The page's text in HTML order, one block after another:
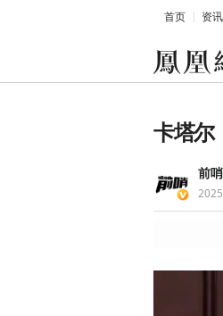
首页 资讯
卡塔尔
前哨